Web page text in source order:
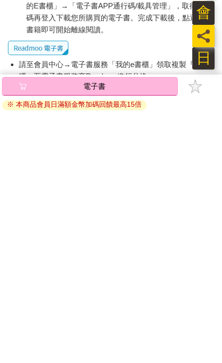
的E書櫃」→「電子書APP通行碼/載具管理」，取得通行
碼再登入下載您所購買的電子書。完成下載後，點選任一
書籍即可開始離線閱讀。
請至會員中心→電子書服務「我的e書櫃」領取複製『兌換
碼』至電子書服務商Readmoo進行兌換。
退換貨須知：
因版權保護，您在金石堂所購買的電子書僅能以金石堂專屬
電子書
※ 本商品會員日滿額金幣加碼回饋最高15倍
日
員
會